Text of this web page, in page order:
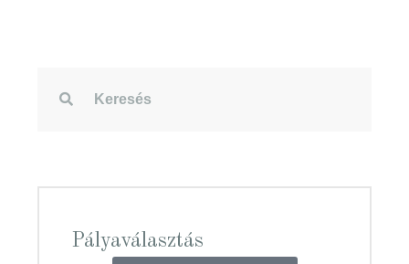
Pályaválasztás